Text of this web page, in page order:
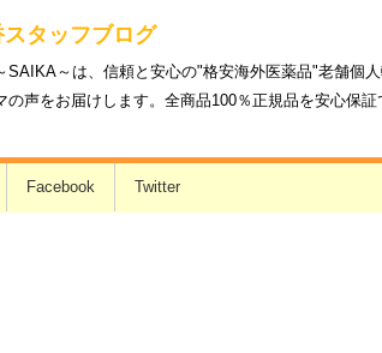
スタッフブログ
SAIKA～は、信頼と安心の"格安海外医薬品"老舗個
の声をお届けします。全商品100％正規品を安心保証
Facebook Twitter